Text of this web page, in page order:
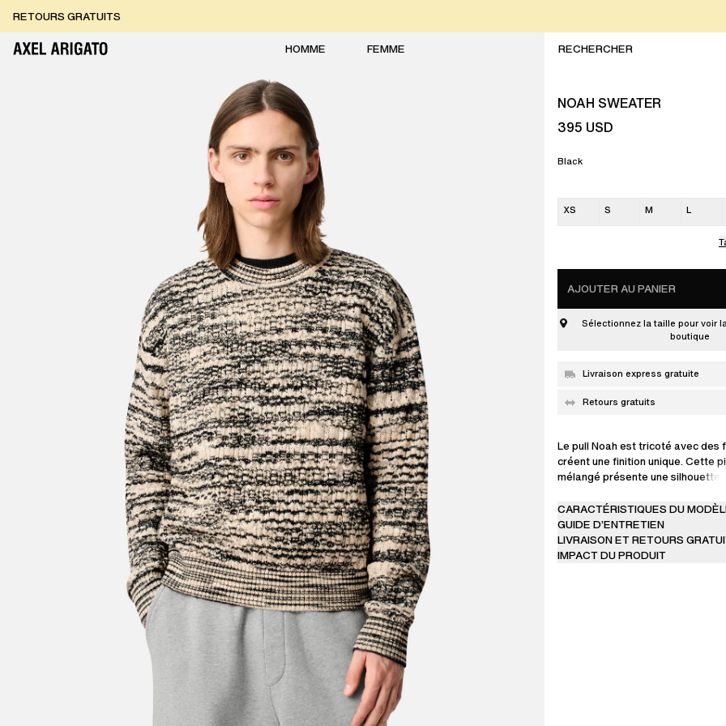
RETOURS GRATUITS
LIVRAISON EXPRESS GRATUITE
HOMME
FEMME
NOAH SWEATER
395 USD
Black
XS S M L
AJOUTER AU PANIER
Sélectionnez la taille pour voir
boutique
Livraison express gratuite
Retours gratuits
Le pull Noah est tricoté avec des
créent une finition unique. Cette
mélangé présente une
Le modèle mesure 187 cm / 6'2 ft
taille M.
CARACTÉRISTIQUES DU
GUIDE D’ENTRETIEN
LIVRAISON ET RETOURS
IMPACT DU PRODUIT